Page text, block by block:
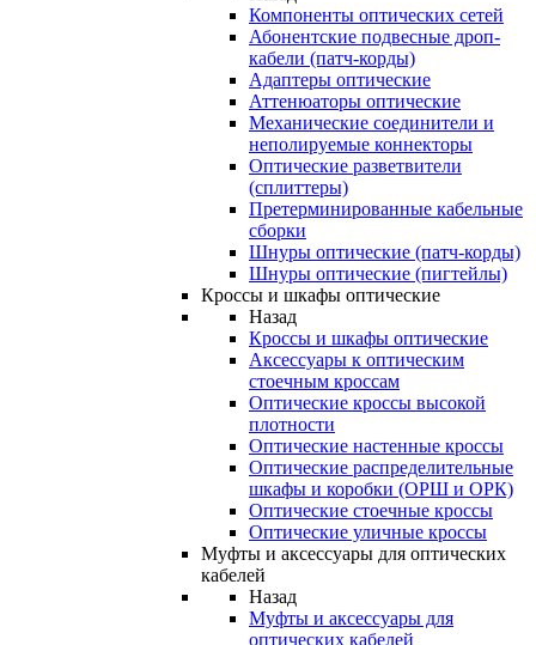
Компоненты оптических сетей
Абонентские подвесные дроп-
кабели (патч-корды)
Адаптеры оптические
Аттенюаторы оптические
Механические соединители и
неполируемые коннекторы
Оптические разветвители
(сплиттеры)
Претерминированные кабельные
сборки
Шнуры оптические (патч-корды)
Шнуры оптические (пигтейлы)
Кроссы и шкафы оптические
Назад
Кроссы и шкафы оптические
Аксессуары к оптическим
стоечным кроссам
Оптические кроссы высокой
плотности
Оптические настенные кроссы
Оптические распределительные
шкафы и коробки (ОРШ и ОРК)
Оптические стоечные кроссы
Оптические уличные кроссы
Муфты и аксессуары для оптических
кабелей
Назад
Муфты и аксессуары для
оптических кабелей